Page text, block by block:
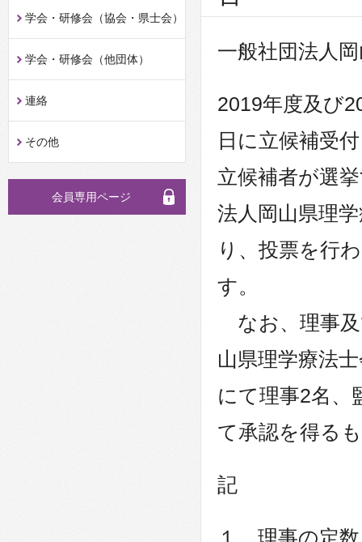
学会・研修会（協会・県士会）
学会・研修会（他団体）
連絡
その他
会員専用ページ
一般社団法人
2019年度及び
日に立候補受
立候補者が選
法人岡山県理
り、投票を行
す。
なお、理事及
山県理学療法
にて理事2名、
て承認を得る
記
１．理事の